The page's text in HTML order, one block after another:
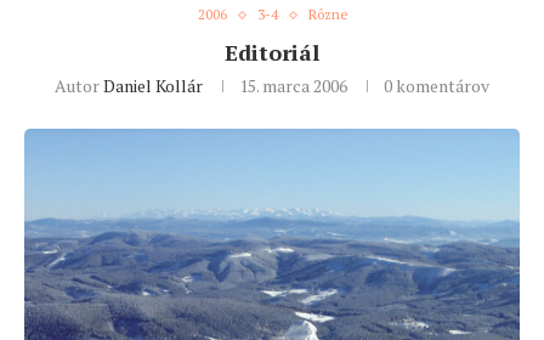
2006 3-4 Rôzne
Editoriál
AutorDaniel Kollár 15. marca 2006 0 komentárov